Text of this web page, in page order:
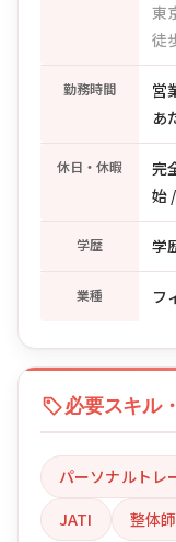
東
徒
勤務時間
営
あ
休日・休暇
完
始
学歴 学
業種 フ
必要スキル
パーソナルトレ
JATI
整体師